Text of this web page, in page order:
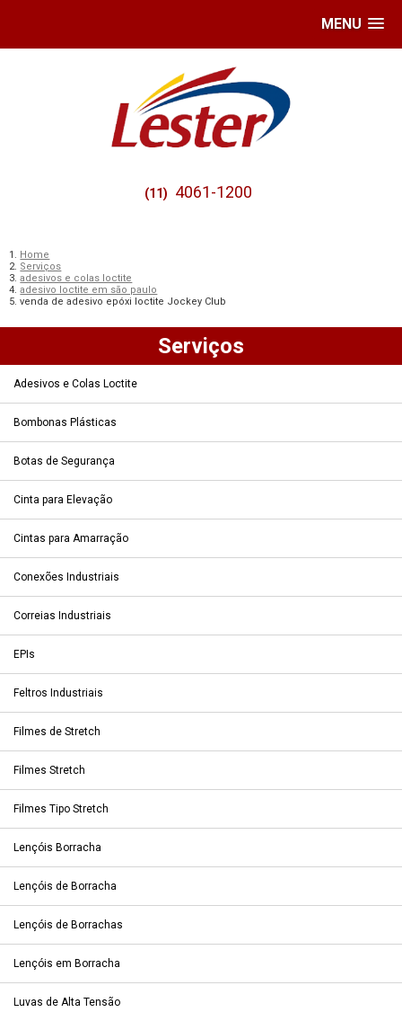
MENU
(11) 4061-1200
Home
Serviços
adesivos e colas loctite
adesivo loctite em são paulo
venda de adesivo epóxi loctite Jockey Club
Serviços
Adesivos e Colas Loctite
Bombonas Plásticas
Botas de Segurança
Cinta para Elevação
Cintas para Amarração
Conexões Industriais
Correias Industriais
EPIs
Feltros Industriais
Filmes de Stretch
Filmes Stretch
Filmes Tipo Stretch
Lençóis Borracha
Lençóis de Borracha
Lençóis de Borrachas
Lençóis em Borracha
Luvas de Alta Tensão